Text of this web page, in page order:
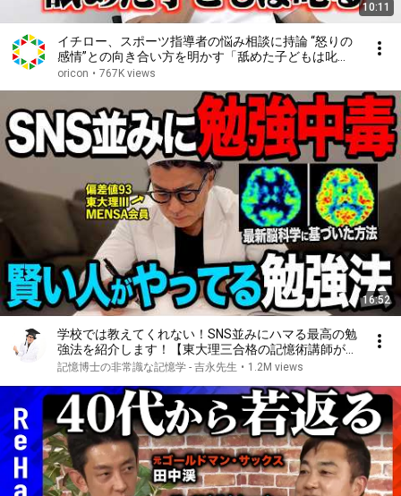
10:11
イチロー、スポーツ指導者の悩み相談に持論 “怒りの
感情”との向き合い方を明かす「舐めた子どもは叱
る」
oricon • 767K views
16:52
学校では教えてくれない！SNS並みにハマる最高の勉
強法を紹介します！【東大理三合格の記憶術講師が解
説】
記憶博士の非常識な記憶学 - 吉永先生 • 1.2M views